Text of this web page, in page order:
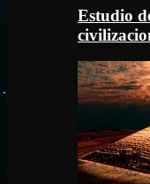
Estudio